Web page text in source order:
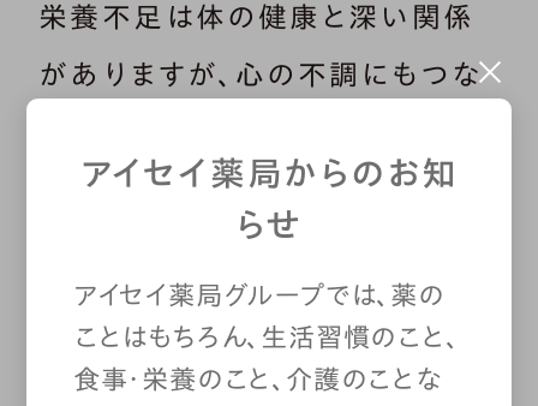
栄養不足は体の健康と深い関係
がありますが、心の不調にもつな
脳の働きが関係しています。
私たちの感情の一部は、脳から分
泌される物質によって強く影響さ
アイセイ薬局からのお知
らせ
アイセイ薬局グループでは、薬の
ことはもちろん、生活習慣のこと、
食事・栄養のこと、介護のことな